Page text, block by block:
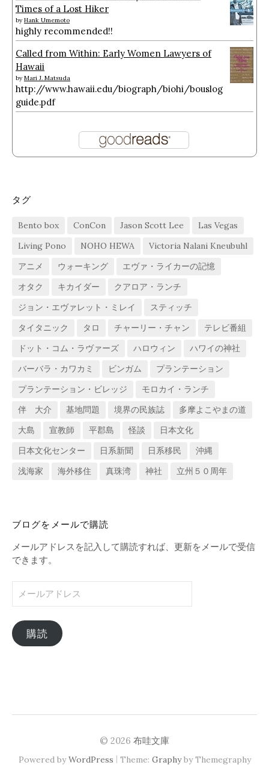
Times of a Lost Hiker
by Hank Umemoto
highly recommended!!
Called from Within: Early Women Lawyers of
Hawaii
by Mari J. Matsuda
http://www.hawaii.edu/biograph/biohi/bouslog
guide.pdf
タグ
Bento box ConCon Jason Scott Lee
Las Vegas
Living Pono
NOHO HEWA
Victoria Nalani Kneubuhl
アニメ
ウォーキング
エヴァ・ライカーの記憶
オタク
キカイダー
クアロア・ランチ
ジョン・エヴァレット・ミレイ
スティッチ
タイタニック
タロ チャーリー・チャン
テレビ番組
ドット・コム・ラヴァーズ
ハロウィン
ハワイの神社
バーバラ・カワカミ
ビンガム
プランテーション
プランテーション・ビレッジ
モロカイ・ランチ
伴 大介
基地問題 境界の民族誌
多摩よこやまの道
大島
宣教師 平郡島 怪談
日本文化
日本文化センター
日系新聞 日系移民
沖縄
浅海家
海外移住 真珠湾 神社 立州５０周年
ブログをメールで購読
メールアドレスを記入して購読すれば、更新をメールで受信
できます。
ー
ア
ド
購読
© 2026 布哇文庫
Powered byWordPress | Theme: Graphyby Themegraphy